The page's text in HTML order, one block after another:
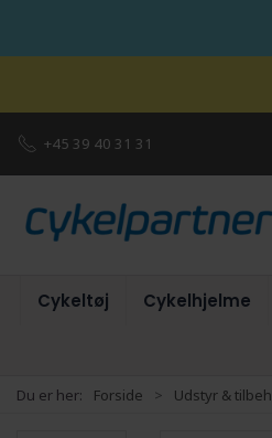
+45 39 40 31 31
Cykeltøj Cykelhjelme
Du er her: Forside Udstyr &